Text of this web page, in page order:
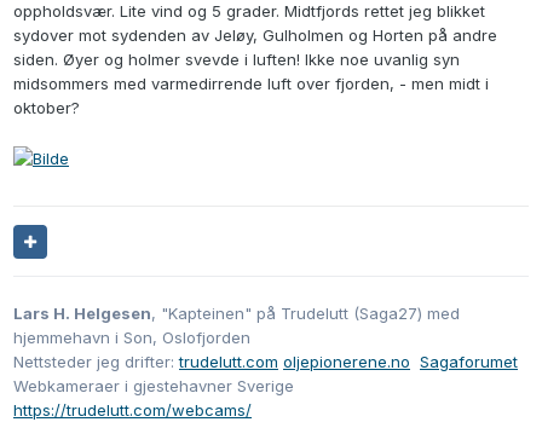
oppholdsvær. Lite vind og 5 grader. Midtfjords rettet jeg blikket
sydover mot sydenden av Jeløy, Gulholmen og Horten på andre
siden. Øyer og holmer svevde i luften! Ikke noe uvanlig syn
midsommers med varmedirrende luft over fjorden, - men midt i
oktober?
Lars H. Helgesen, "Kapteinen" på Trudelutt (Saga27) med
hjemmehavn i Son, Oslofjorden
Nettsteder jeg drifter:trudelutt.com oljepionerene.no Sagaforumet
Webkameraer i gjestehavner Sverige
https://trudelutt.com/webcams/